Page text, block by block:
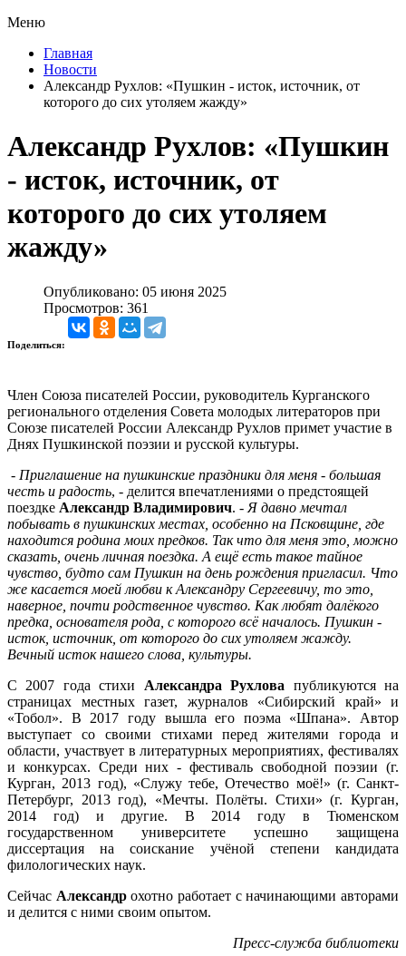
Меню
Главная
Новости
Александр Рухлов: «Пушкин - исток, источник, от
которого до сих утоляем жажду»
Александр Рухлов: «Пушкин
- исток, источник, от
которого до сих утоляем
жажду»
Опубликовано: 05 июня 2025
Просмотров: 361
Поделиться:
Член Союза писателей России, руководитель Курганского
регионального отделения Совета молодых литераторов при
Союзе писателей России Александр Рухлов примет участие в
Днях Пушкинской поэзии и русской культуры.
- Приглашение на пушкинские праздники для меня - большая
честь и радость, - делится впечатлениями о предстоящей
поездке Александр Владимирович. - Я давно мечтал
побывать в пушкинских местах, особенно на Псковщине, где
находится родина моих предков. Так что для меня это, можно
сказать, очень личная поездка. А ещё есть такое тайное
чувство, будто сам Пушкин на день рождения пригласил. Что
же касается моей любви к Александру Сергеевичу, то это,
наверное, почти родственное чувство. Как любят далёкого
предка, основателя рода, с которого всё началось. Пушкин -
исток, источник, от которого до сих утоляем жажду.
Вечный исток нашего слова, культуры.
С 2007 года стихи Александра Рухлова публикуются на
страницах местных газет, журналов «Сибирский край» и
«Тобол». В 2017 году вышла его поэма «Шпана». Автор
выступает со своими стихами перед жителями города и
области, участвует в литературных мероприятиях, фестивалях
и конкурсах. Среди них - фестиваль свободной поэзии (г.
Курган, 2013 год), «Служу тебе, Отечество моё!» (г. Санкт-
Петербург, 2013 год), «Мечты. Полёты. Стихи» (г. Курган,
2014 год) и другие. В 2014 году в Тюменском
государственном университете успешно защищена
диссертация на соискание учёной степени кандидата
филологических наук.
Сейчас Александрохотно работает с начинающими авторами
и делится с ними своим опытом.
Пресс-служба библиотеки